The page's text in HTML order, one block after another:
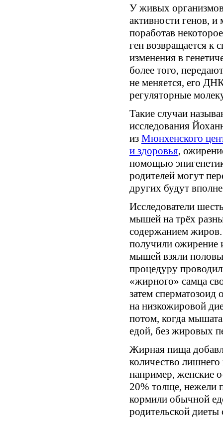
У живых
активности генов,
поработав
ген возвращается к
изменения в
более того,
не меняется, его
регуляторные
Такие случаи
исследования
из Мюнхенского
и здоровья,
помощью
родителей могут
других будут
Исследователи
мышей на трёх
содержанием
получили ожирение
мышей взяли
процедуру
«жирного» самца
затем сперматозоид
на низкожировой
потом, когда
едой, без жировых
Жирная пища
количество лишнего
например, женские
20% толще, нежели
кормили обычной
родительской диеты